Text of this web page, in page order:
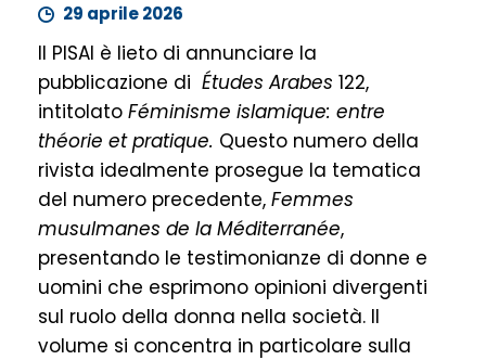
29 aprile 2026
Il PISAI è lieto di annunciare la
pubblicazione di Études Arabes 122,
intitolato Féminisme islamique: entre
théorie et pratique. Questo numero della
rivista idealmente prosegue la tematica
del numero precedente, Femmes
musulmanes de la Méditerranée,
presentando le testimonianze di donne e
uomini che esprimono opinioni divergenti
sul ruolo della donna nella società. Il
volume si concentra in particolare sulla